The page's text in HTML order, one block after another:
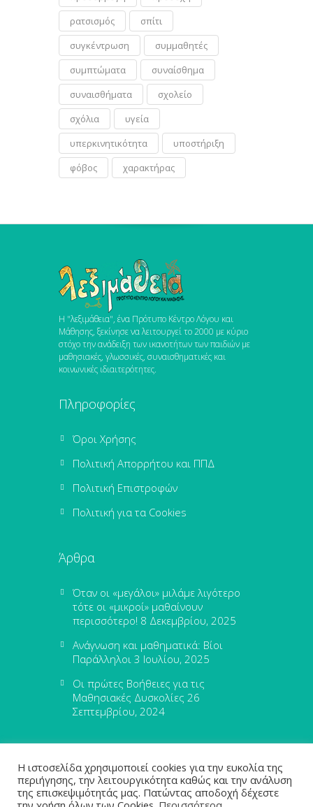
ρατσισμός
σπίτι
συγκέντρωση
συμμαθητές
συμπτώματα
συναίσθημα
συναισθήματα
σχολείο
σχόλια
υγεία
υπερκινητικότητα
υποστήριξη
φόβος
χαρακτήρας
Η "λεξιμάθεια", ένα Πρότυπο Κέντρο Λόγου και
Μάθησης, ξεκίνησε να λειτουργεί το 2000 με κύριο
στόχο την ανάδειξη των ικανοτήτων των παιδιών με
μαθησιακές, γλωσσικές, συναισθηματικές και
κοινωνικές ιδιαιτερότητες.
Πληροφορίες
Όροι Χρήσης
Πολιτική Απορρήτου και ΠΠΔ
Πολιτική Επιστροφών
Πολιτική για τα Cookies
Άρθρα
Όταν οι «μεγάλοι» μιλάμε λιγότερο
τότε οι «μικροί» μαθαίνουν
περισσότερο! 8 Δεκεμβρίου, 2025
Ανάγνωση και μαθηματικά: Βίοι
Παράλληλοι 3 Ιουλίου, 2025
Οι πρώτες Βοήθειες για τις
Μαθησιακές Δυσκολίες 26
Σεπτεμβρίου, 2024
Η ιστοσελίδα χρησιμοποιεί cookies για την ευκολία της
περιήγησης, την λειτουργικότητα καθώς και την ανάλυση
της επισκεψιμότητάς μας. Πατώντας αποδοχή δέχεστε